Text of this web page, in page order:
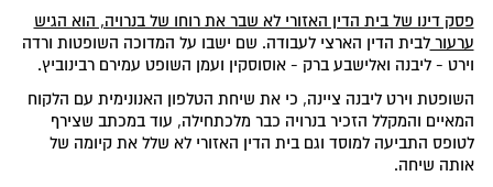
פסק דינו של בית הדין האזורי לא שבר את רוחו של בנרויה, הוא הגיש
ערעורלבית הדין הארצי לעבודה. שם ישבו על המדוכה השופטות ורדה
וירט - ליבנה ואלישבע ברק - אוסוסקין ועמן השופט עמירם רבינוביץ.
השופטת וירט ליבנה ציינה, כי את שיחת הטלפון האנונימית עם הלקוח
המאיים והמקלל הזכיר בנרויה כבר מלכתחילה, עוד במכתב שצירף
לטופס התביעה למוסד וגם בית הדין האזורי לא שלל את קיומה של
אותה שיחה.